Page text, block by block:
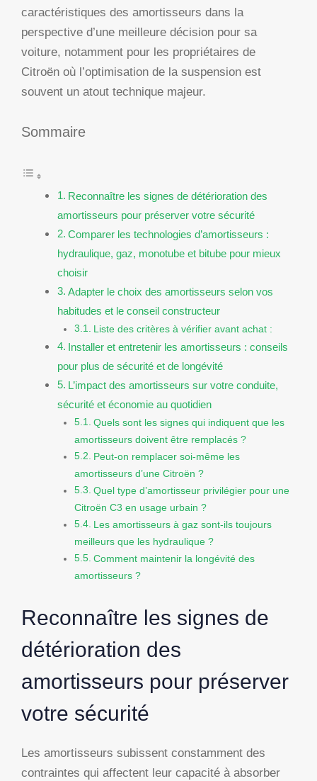
caractéristiques des amortisseurs dans la
perspective d’une meilleure décision pour sa
voiture, notamment pour les propriétaires de
Citroën où l’optimisation de la suspension est
souvent un atout technique majeur.
Sommaire
Reconnaître les signes de détérioration des
amortisseurs pour préserver votre sécurité
Comparer les technologies d’amortisseurs :
hydraulique, gaz, monotube et bitube pour mieux
choisir
Adapter le choix des amortisseurs selon vos
habitudes et le conseil constructeur
Liste des critères à vérifier avant achat :
Installer et entretenir les amortisseurs : conseils
pour plus de sécurité et de longévité
L’impact des amortisseurs sur votre conduite,
sécurité et économie au quotidien
Quels sont les signes qui indiquent que les
amortisseurs doivent être remplacés ?
Peut-on remplacer soi-même les
amortisseurs d’une Citroën ?
Quel type d’amortisseur privilégier pour une
Citroën C3 en usage urbain ?
Les amortisseurs à gaz sont-ils toujours
meilleurs que les hydraulique ?
Comment maintenir la longévité des
amortisseurs ?
Reconnaître les signes de
détérioration des
amortisseurs pour préserver
votre sécurité
Les amortisseurs subissent constamment des
contraintes qui affectent leur capacité à absorber